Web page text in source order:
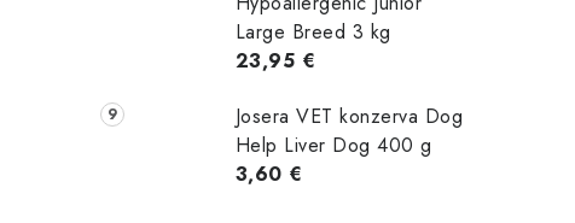
Large Breed 3 kg
23,95 €
Josera VET konzerva Dog
Help Liver Dog 400 g
3,60 €